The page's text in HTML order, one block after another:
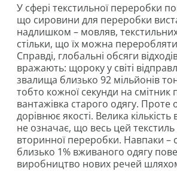
У сфері текстильної переробки
що сировини для переробки
надлишком – мовляв, текстильних
стільки, що їх можна
Справді, глобальні обсяги
вражають: щороку у світі
звалища близько 92 мільйонів
тобто кожної секунди на смітник
вантажівка старого одягу. Проте
дорівнює якості. Велика кількість
не означає, що весь цей
вторинної переробки. Навпаки –
близько 1% вживаного одягу
виробництво нових речей